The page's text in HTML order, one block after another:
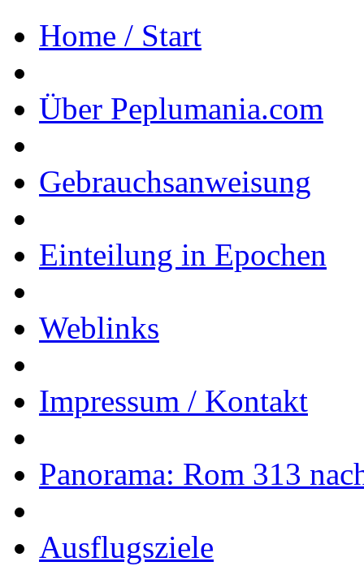
Home / Start
Über Peplumania.com
Gebrauchsanweisung
Einteilung in Epochen
Weblinks
Impressum / Kontakt
Panorama: Rom 313
Ausflugsziele